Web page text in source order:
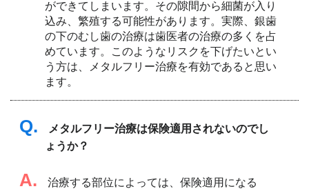
ができてしまいます。その隙間から細菌が入り
込み、繁殖する可能性があります。実際、銀歯
の下のむし歯の治療は歯医者の治療の多くを占
めています。このようなリスクを下げたいとい
う方は、メタルフリー治療を有効であると思い
ます。
Q.
メタルフリー治療は保険適用されないのでし
ょうか？
A.
治療する部位によっては、保険適用になる